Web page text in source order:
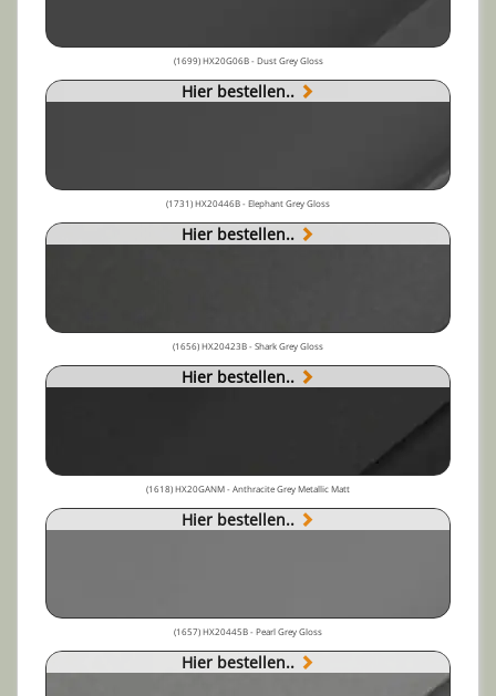
(1699) HX20G06B - Dust Grey Gloss
Hier bestellen..
(1731) HX20446B - Elephant Grey Gloss
Hier bestellen..
(1656) HX20423B - Shark Grey Gloss
Hier bestellen..
(1618) HX20GANM - Anthracite Grey Metallic Matt
Hier bestellen..
(1657) HX20445B - Pearl Grey Gloss
Hier bestellen..